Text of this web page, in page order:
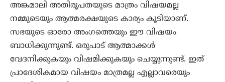
അങ്കമാലി അതിരൂപതയുടെ മാത്രം വിഷയമല്ല
നമ്മുടെയും ആത്മരക്ഷയുടെ കാര്യം കൂടിയാണ്.
സഭയുടെ ഓരോ അംഗത്തെയും ഈ വിഷയം
ബാധിക്കുന്നുണ്ട്. ഒരുപാട് ആത്മാക്കള്‍
വേദനിക്കുകയും വിഷമിക്കുകയും ചെയ്യുന്നുണ്ട്. ഇത്
പ്രാദേശികമായ വിഷയം മാത്രമല്ല എല്ലാവരെയും